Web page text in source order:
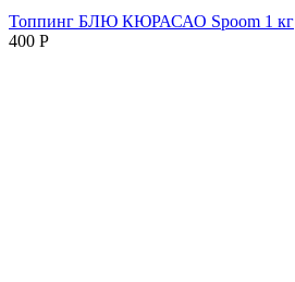
Топпинг БЛЮ КЮРАСАО Spoom 1 кг
400 Р